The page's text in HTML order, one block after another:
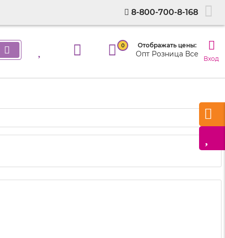
8-800-700-8-168
0 Отображать цены:
Опт Розница Все Вход